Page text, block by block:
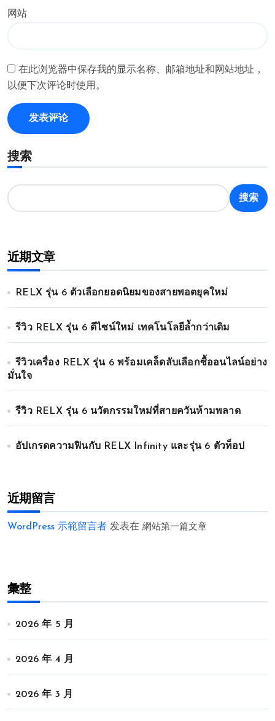
网站
在此浏览器中保存我的显示名称、邮箱地址和网站地址，
以便下次评论时使用。
搜索
搜索
近期文章
RELX รุ่น 6 ตัวเลือกยอดนิยมของสายพอตยุคใหม่
รีวิว RELX รุ่น 6 ดีไซน์ใหม่ เทคโนโลยีล้ำกว่าเดิม
รีวิวเครื่อง RELX รุ่น 6 พร้อมเคล็ดลับเลือกซื้ออนไลน์อย่าง
มั่นใจ
รีวิว RELX รุ่น 6 นวัตกรรมใหม่ที่สายควันห้ามพลาด
อัปเกรดความฟินกับ RELX Infinity และรุ่น 6 ตัวท็อป
近期留言
WordPress 示範留言者 发表在 網站第一篇文章
彙整
2026 年 5 月
2026 年 4 月
2026 年 3 月